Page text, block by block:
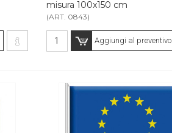
misura 100x150 cm
(ART. 0843)
Aggiungi al preventivo